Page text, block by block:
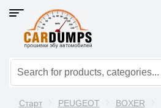
Старт PEUGEOT BOXER